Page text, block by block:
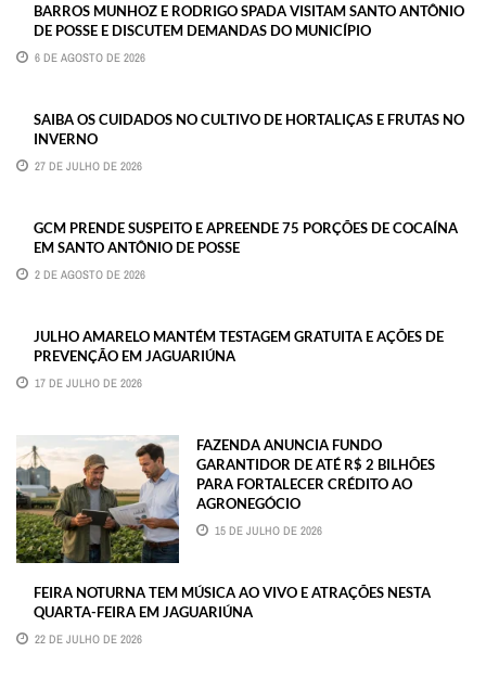
BARROS MUNHOZ E RODRIGO SPADA VISITAM SANTO ANTÔNIO
DE POSSE E DISCUTEM DEMANDAS DO MUNICÍPIO
6 DE AGOSTO DE 2026
SAIBA OS CUIDADOS NO CULTIVO DE HORTALIÇAS E FRUTAS NO
INVERNO
27 DE JULHO DE 2026
GCM PRENDE SUSPEITO E APREENDE 75 PORÇÕES DE COCAÍNA
EM SANTO ANTÔNIO DE POSSE
2 DE AGOSTO DE 2026
JULHO AMARELO MANTÉM TESTAGEM GRATUITA E AÇÕES DE
PREVENÇÃO EM JAGUARIÚNA
17 DE JULHO DE 2026
FAZENDA ANUNCIA FUNDO
GARANTIDOR DE ATÉ R$ 2 BILHÕES
PARA FORTALECER CRÉDITO AO
AGRONEGÓCIO
15 DE JULHO DE 2026
FEIRA NOTURNA TEM MÚSICA AO VIVO E ATRAÇÕES NESTA
QUARTA-FEIRA EM JAGUARIÚNA
22 DE JULHO DE 2026